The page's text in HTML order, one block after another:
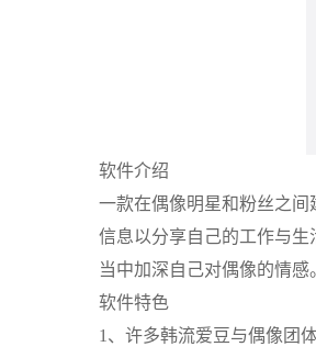
软件介绍
一款在偶像明星和粉丝之
信息以分享自己的工作与
当中加深自己对偶像的情感
软件特色
1、许多韩流爱豆与偶像团